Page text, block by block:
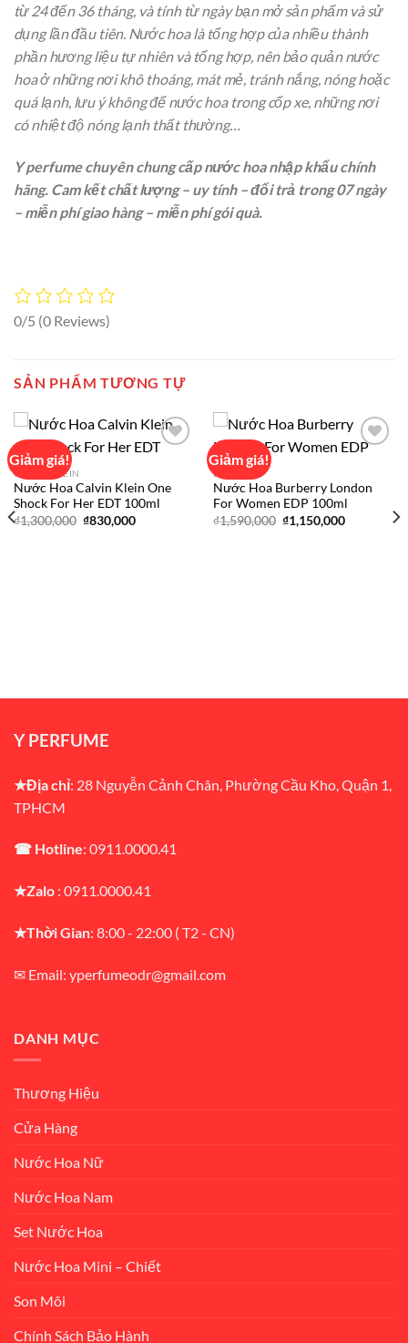
từ 24 đến 36 tháng, và tính từ ngày bạn mở sản phẩm và sử
dụng lần đầu tiên. Nước hoa là tổng hợp của nhiều thành
phần hương liệu tự nhiên và tổng hợp, nên bảo quản nước
hoa ở những nơi khô thoáng, mát mẻ, tránh nắng, nóng hoặc
quá lạnh, lưu ý không để nước hoa trong cốp xe, những nơi
có nhiệt độ nóng lạnh thất thường…
Y perfume chuyên chung cấp nước hoa nhập khẩu chính
hãng. Cam kết chất lượng – uy tính – đổi trả trong 07 ngày
– miễn phí giao hàng – miễn phí gói quà.
0/5 (0 Reviews)
SẢN PHẨM TƯƠNG TỰ
Giảm giá!
Add to
wishlist
CALVIN KLEIN
Nước Hoa Calvin Klein One
Shock For Her EDT 100ml
₫1,300,000 Giá
₫830,000Giá
Giảm giá!
Add to
BURBERRY
Nước Hoa Burberry London
For Women EDP 100ml
₫1,590,000 Giá
gốc
₫1,150,000Giá
Y PERFUME
★Địa chỉ: 28 Nguyễn Cảnh Chân, Phường Cầu Kho, Quận 1,
TPHCM
☎ Hotline: 0911.0000.41
★Zalo : 0911.0000.41
★Thời Gian: 8:00 - 22:00 ( T2 - CN)
✉ Email: yperfumeodr@gmail.com
DANH MỤC
Thương Hiệu
Cửa Hàng
Nước Hoa Nữ
Nước Hoa Nam
Set Nước Hoa
Nước Hoa Mini – Chiết
Son Môi
Chính Sách Bảo Hành